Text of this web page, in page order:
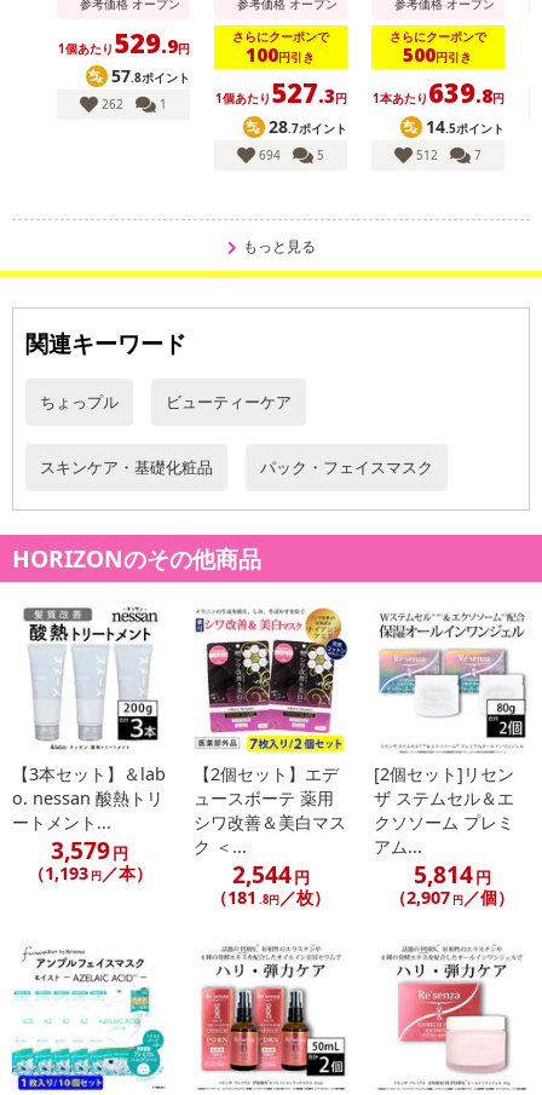
1個あたり 529.9円
57.8ポイント
262
1
さらにクーポンで
100円引き
1個あたり 527.3円
28.7ポイント
694
5
さらにクーポンで
500円引き
1本あたり 639.8円
14.5ポイント
512
7
もっと見る
関連キーワード
ちょっプル ビューティーケア
スキンケア・基礎化粧品 パック・フェイスマスク
HORIZONのその他商品
【3本セット】＆lab
o. nessan 酸熱トリ
ートメント...
3,579円
（1,193 円／本）
【2個セット】エデ
ュースボーテ 薬用
シワ改善＆美白マス
ク ＜...
2,544円
（181 .8円 ／枚）
[2個セット]リセン
ザ ステムセル＆エ
クソソーム プレミ
アム...
5,814円
（2,907 円 ／個）